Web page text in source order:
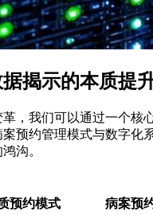
揭示的本质提
，我们可以通过一个核
预约管理模式与数字化
沟。
预约模式 病案预